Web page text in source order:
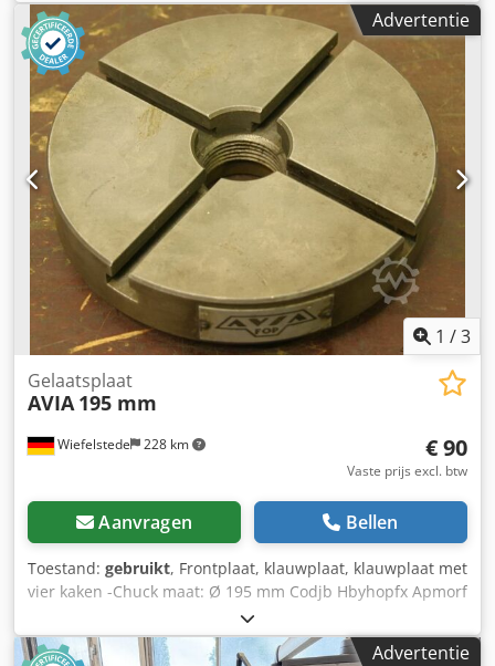
Boringdiameter spilbus: Ø56H7 mm- Handmatige
verplaatsing van de spil in verticale kop: 80 mm-
Zwenkhoek verticale kop: ±45°- Gewicht verticale kop: 85
kg- Aanzet X, Y: tot 5000 mm/min (traploos instelbaar)-
Aanstuur snelheid Z: tot 2500 mm/min (traploos
instelbaar)- Eilgang X, Y: 6000 mm/min- Eiloodsnelheid Z:
3000 mm/min- Koppel van de asmotoren X, Y: 4,5 Nm-
Koppel asmotor Z: 6,2 Nm- Motor koelvloeistofpomp: 0,2
kW- Meegeleverde accessoires / uitrusting: Omvat een
uitgebreide set gereedschappen, opgeborgen in een
blauw gereedschapsrek met meerdere niveaus, een
machineklem, een spaander- en spatbescherming, een
koelsysteem en een bedieningshandleiding. Crodpfx
Ajzmh Aqepmjf Technical Specification Taper Size SK 40
verticale spil: 63 – 2500 min⁻¹ Toerentalbereik horizontale
spil: 45 – 1800 min⁻¹ Verplaatsingsbereiken: X-as,
langsverstelling, aut. / hand: 400 / 420 mm Y-as,
dwarsverstelling, aut. / hand: 220 / 228 mm +
dwarsgeleiding 375 mm Z-as, verticale verstelling, aut. /
hand: 350 / 380 mm Pinolverstelling, verticaal handmatig:
80 mm Machineafmetingen ca.: 1550 x 1620 x 1850 mm
Machinegewicht ca.: 1300 kg Codpoziutzefx Apmjrf
Siegfried Volz Werktuigmachines Rüschebrinkstr. 151-153
DE - 44143 Dortmund - Wambel / Duitsland
Advertentie
1 /3
Wiefelstede 228 km
Gelaatsplaat
AVIA 195 mm
€ 90
Vaste prijs excl. btw
Aanvragen Bellen
Toestand: gebruikt, Frontplaat, klauwplaat, klauwplaat met
vier kaken -Chuck maat: Ø 195 mm Codjb Hbyhopfx Apmorf
-met: T-groef 10 mm -Draadaanzuighoogte: 3 mm -gewicht:
5,7 kg
Advertentie